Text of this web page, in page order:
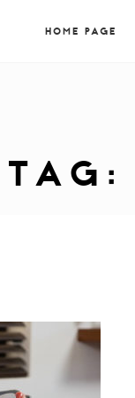
HOME PAGE
TAG: